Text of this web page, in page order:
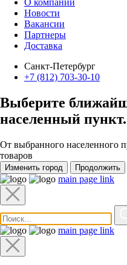
О компании
Новости
Вакансии
Партнеры
Доставка
Санкт-Петербург
+7 (812) 703-30-10
Выберите
населенный пункт.
От выбранного населенного
товаров
Изменить город Продолжить
main page link
main page link